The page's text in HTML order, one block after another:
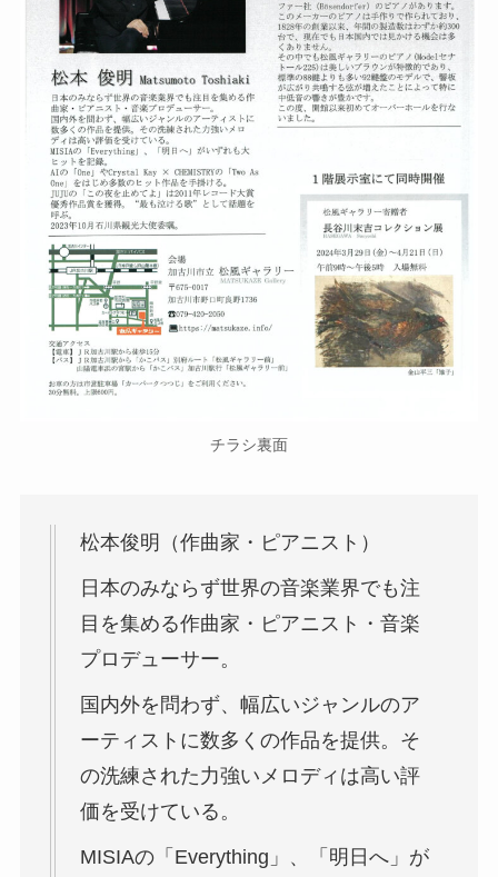
チラシ裏面
松本俊明（作曲家・ピアニスト）
日本のみならず世界の音楽業界でも注
目を集める作曲家・ピアニスト・音楽
プロデューサー。
国内外を問わず、幅広いジャンルのア
ーティストに数多くの作品を提供。そ
の洗練された力強いメロディは高い評
価を受けている。
MISIAの「Everything」、「明日へ」が